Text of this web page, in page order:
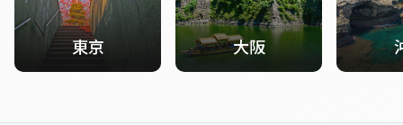
東京 大阪